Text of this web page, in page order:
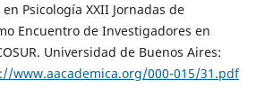
Psicología XXII Jornadas de
Encuentro de Investigadores en
Universidad de Buenos Aires:
www.aacademica.org/000-015/31.pdf